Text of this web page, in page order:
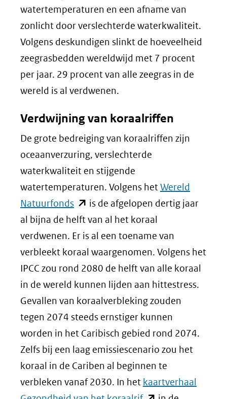
watertemperaturen en een afname van
zonlicht door verslechterde waterkwaliteit.
Volgens deskundigen slinkt de hoeveelheid
zeegrasbedden wereldwijd met 7 procent
per jaar. 29 procent van alle zeegras in de
wereld is al verdwenen.
Verdwijning van koraalriffen
De grote bedreiging van koraalriffen zijn
oceaanverzuring, verslechterde
waterkwaliteit en stijgende
watertemperaturen. Volgens hetWereld
Natuurfonds(opent
in
nieuw
venster)
(verwijst
naar
een
andere
website)
is de afgelopen dertig jaar
al bijna de helft van al het koraal
verdwenen. Er is al een toename van
verbleekt koraal waargenomen. Volgens het
IPCC zou rond 2080 de helft van alle koraal
in de wereld kunnen lijden aan hittestress.
Gevallen van koraalverbleking zouden
tegen 2074 steeds ernstiger kunnen
worden in het Caribisch gebied rond 2074.
Zelfs bij een laag emissiescenario zou het
koraal in de Cariben al beginnen te
verbleken vanaf 2030. In het kaartverhaal